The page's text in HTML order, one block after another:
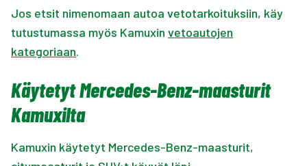
Jos etsit nimenomaan autoa vetotarkoituksiin, käy
tutustumassa myös Kamuxin vetoautojen
kategoriaan.
Käytetyt Mercedes-Benz-maasturit
Kamuxilta
Kamuxin käytetyt Mercedes-Benz-maasturit,